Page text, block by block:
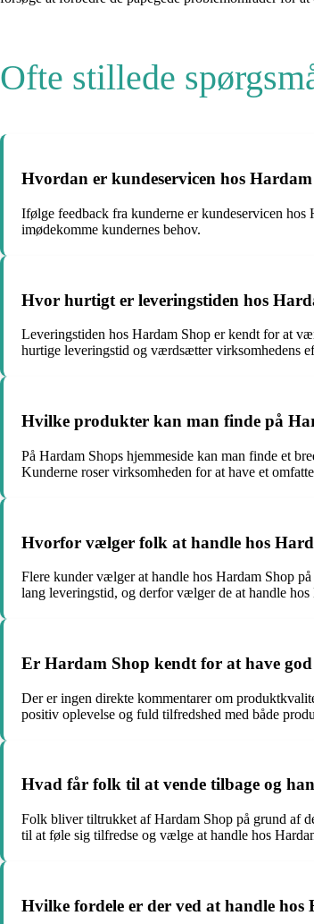
Ofte stillede
Hvordan er kundeservicen hos
Ifølge feedback fra kunderne er kundeservicen
imødekomme kundernes behov.
Hvor hurtigt er leveringstiden hos
Leveringstiden hos Hardam Shop er kendt for at
hurtige leveringstid og værdsætter virksomhedens
Hvilke produkter kan man finde på
På Hardam Shops hjemmeside kan man finde et
Kunderne roser virksomheden for at have et
Hvorfor vælger folk at handle hos
Flere kunder vælger at handle hos Hardam Shop
lang leveringstid, og derfor vælger de at handle
Er Hardam Shop kendt for at have
Der er ingen direkte kommentarer om
positiv oplevelse og fuld tilfredshed med både
Hvad får folk til at vende tilbage og
Folk bliver tiltrukket af Hardam Shop på grund af
til at føle sig tilfredse og vælge at handle hos
Hvilke fordele er der ved at handle